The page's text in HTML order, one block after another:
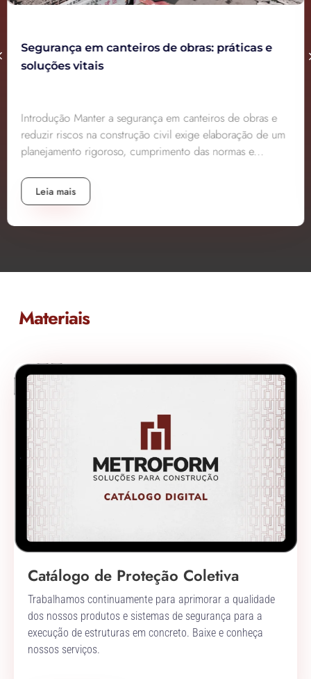
Segurança em canteiros de obras: práticas e
soluções vitais
Introdução Manter a segurança em canteiros de obras e
reduzir riscos na construção civil exige elaboração de um
planejamento rigoroso, cumprimento das normas e...
Leia mais
Materiais
Catálogo de Proteção Coletiva
Trabalhamos continuamente para aprimorar a qualidade
dos nossos produtos e sistemas de segurança para a
execução de estruturas em concreto. Baixe e conheça
nossos serviços.